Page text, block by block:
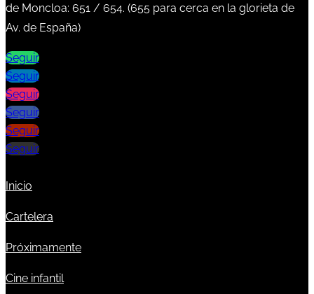
de Moncloa: 651 / 654. (655 para cerca en la glorieta de
Av. de España)
Seguir
Seguir
Seguir
Seguir
Seguir
Seguir
Inicio
Cartelera
Próximamente
Cine infantil